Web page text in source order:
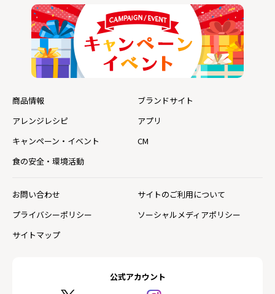
公式アカウント
商品情報
ブランドサイト
アレンジレシピ
アプリ
キャンペーン・イベント
CM
食の安全・環境活動
お問い合わせ
サイトのご利用について
プライバシーポリシー
ソーシャルメディアポリシー
サイトマップ